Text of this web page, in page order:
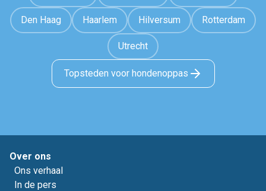
Den Haag Haarlem Hilversum Rotterdam
Utrecht
Topsteden voor hondenoppas
Over ons
Ons verhaal
In de pers